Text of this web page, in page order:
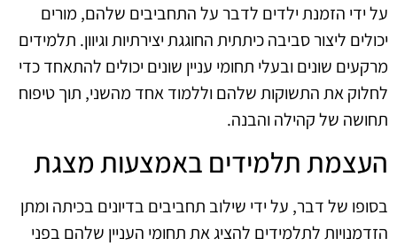
על ידי הזמנת ילדים לדבר על התחביבים שלהם, מורים
יכולים ליצור סביבה כיתתית החוגגת יצירתיות וגיוון. תלמידים
מרקעים שונים ובעלי תחומי עניין שונים יכולים להתאחד כדי
לחלוק את התשוקות שלהם וללמוד אחד מהשני, תוך טיפוח
תחושה של קהילה והבנה.
העצמת תלמידים באמצעות מצגת
בסופו של דבר, על ידי שילוב תחביבים בדיונים בכיתה ומתן
הזדמנויות לתלמידים להציג את תחומי העניין שלהם בפני